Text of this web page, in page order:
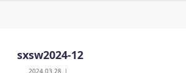
sxsw2024-12
2024.03.28